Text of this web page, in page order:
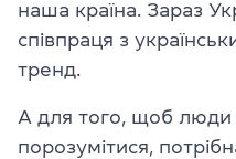
наша країна. Зараз
співпраця з
тренд.
А для того, щоб люди
порозумітися,